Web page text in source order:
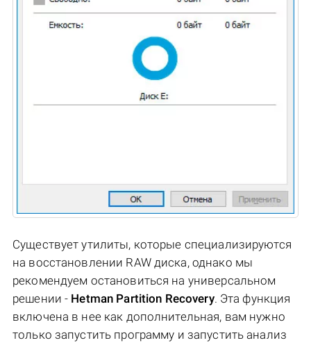
Существует утилиты, которые специализируются
на восстановлении RAW диска, однако мы
рекомендуем остановиться на универсальном
решении - Hetman Partition Recovery. Эта функция
включена в нее как дополнительная, вам нужно
только запустить программу и запустить анализ